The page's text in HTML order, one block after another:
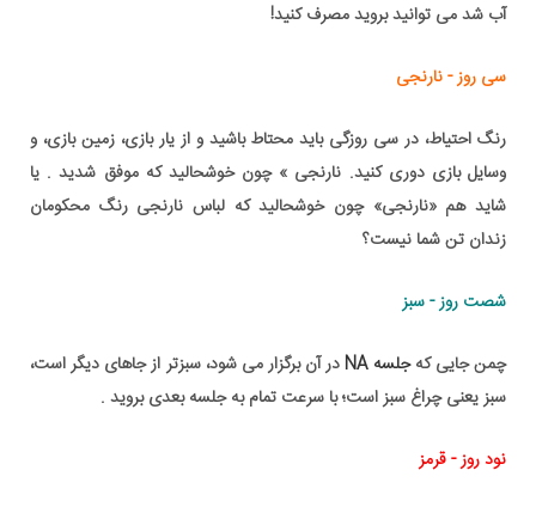
آب شد می توانید بروید مصرف کنید!
سی روز - نارنجی
رنگ احتیاط، در سی روزگی باید محتاط باشید و از یار بازی، زمین بازی، و
وسایل بازی دوری کنید. نارنجی » چون خوشحالید که موفق شدید . یا
شاید هم «نارنجی» چون خوشحالید که لباس نارنجی رنگ محکومان
زندان تن شما نیست؟
شصت روز - سبز
چمن جایی کهجلسه NA
در آن برگزار می شود، سبزتر از جاهای دیگر است،
سبز یعنی چراغ سبز است؛ با سرعت تمام به جلسه بعدی بروید .
نود روز - قرمز